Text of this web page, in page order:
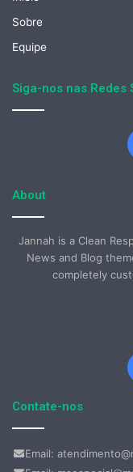
Sobre
Equipe
Siga-nos nas Redes
About
Jannah is a Clean
News and Blog
completely
Contate-nos
Email: